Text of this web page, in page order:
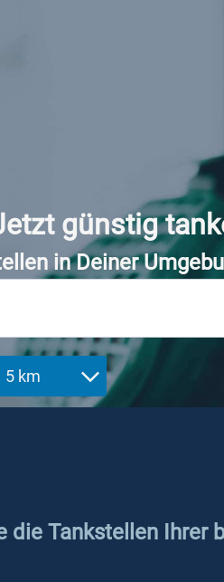
günstig
in Deiner
5 km
die Tankstellen Ihrer